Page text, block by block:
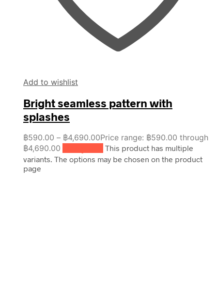
Add to wishlist
Bright seamless pattern with
splashes
฿590.00 – ฿4,690.00Price range: ฿590.00 through
฿4,690.00
This product has multiple
variants. The options may be chosen on the product
page